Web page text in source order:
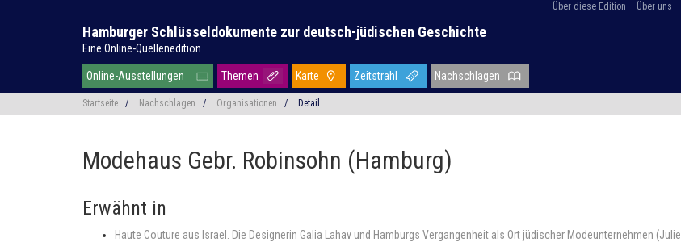
Über diese Edition Über uns
Hamburger Schlüsseldokumente zur deutsch-jüdischen Geschichte
Eine Online-Quellenedition
Online-Ausstellungen Themen Karte Zeitstrahl Nachschlagen
Startseite / Nachschlagen / Organisationen / Detail
Modehaus Gebr. Robinsohn (Hamburg)
Erwähnt in
Haute Couture aus Israel. Die Designerin Galia Lahav und Hamburgs Vergangenheit als Ort jüdischer Modeunternehmen (Julie